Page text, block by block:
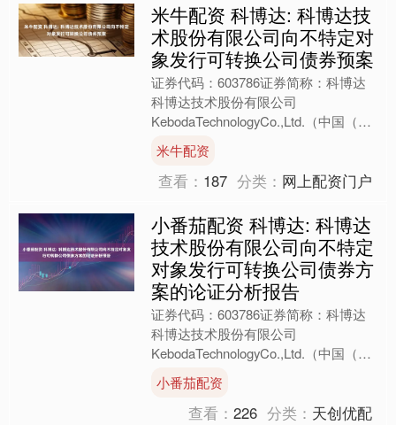
米牛配资 科博达: 科博达技
术股份有限公司向不特定对
象发行可转换公司债券预案
证券代码：603786证券简称：科博达
科博达技术股份有限公司
KebodaTechnologyCo.,Ltd.（中国（上
海）自由贸易试验区祖冲之路2388号1-
2....
米牛配资
查看： 187 分类： 网上配资门户
小番茄配资 科博达: 科博达
技术股份有限公司向不特定
对象发行可转换公司债券方
案的论证分析报告
证券代码：603786证券简称：科博达
科博达技术股份有限公司
KebodaTechnologyCo.,Ltd.（中国（上
海）自由贸易试验区祖冲之路2388号1-
2....
小番茄配资
查看：226 分类： 天创优配